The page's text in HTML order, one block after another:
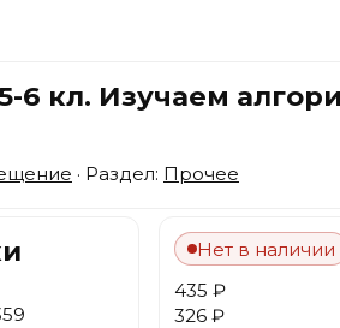
6 кл. Изучаем
· Раздел: Прочее
Нет в наличии
435 ₽
326 ₽